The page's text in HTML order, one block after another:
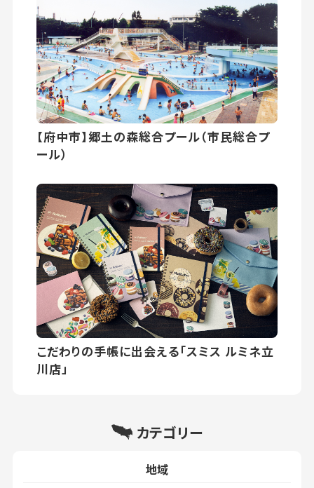
【府中市】郷土の森総合プール（市民総合プ
ール）
こだわりの手帳に出会える「スミス ルミネ立
川店」
カテゴリー
地域